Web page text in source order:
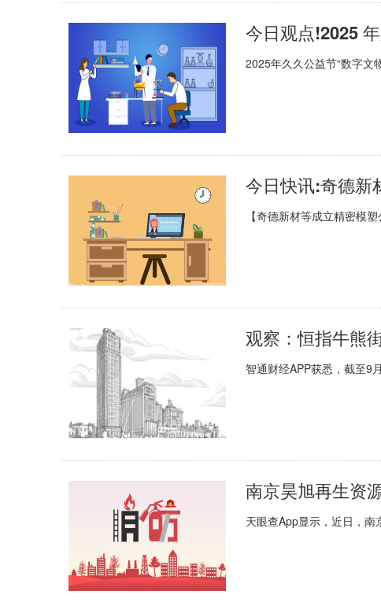
今日观点!2025
2025年久久公益节“数字文
【奇德新材等成立精密模
观察：恒指牛熊
智通财经APP获悉，截至9
南京昊旭再生资
天眼查App显示，近日，